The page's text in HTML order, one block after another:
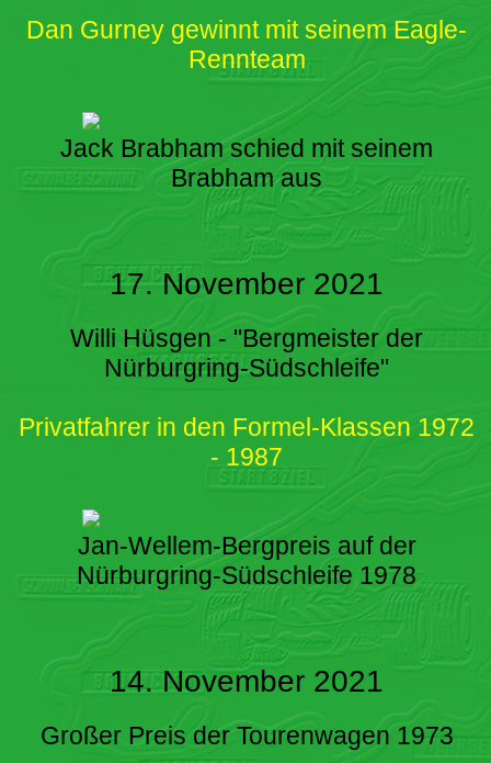
Dan Gurney gewinnt mit seinem Eagle-
Rennteam
Jack Brabham schied mit seinem
Brabham aus
17. November 2021
Willi Hüsgen - "Bergmeister der
Nürburgring-Südschleife"
Privatfahrer in den Formel-Klassen 1972
- 1987
Jan-Wellem-Bergpreis auf der
Nürburgring-Südschleife 1978
14. November 2021
Großer Preis der Tourenwagen 1973